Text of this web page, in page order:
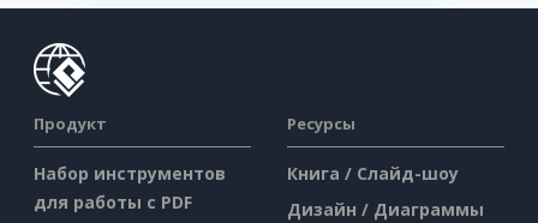
Продукт
Набор инструментов
для работы с PDF
Ресурсы
Книга / Слайд-шоу
Дизайн / Диаграммы